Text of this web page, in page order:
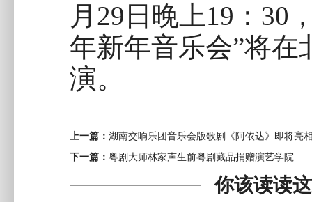
月29日晚上19：30
年新年音乐会”将在
演。
上一篇： 湖南交响乐团音乐会版歌剧《阿依达》即将亮
下一篇： 粤剧大师林家声生前粤剧藏品捐赠演艺学院
你该读读